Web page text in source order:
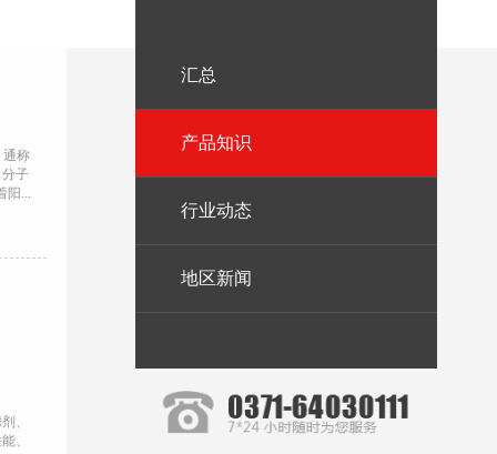
通称
子
阳...
、
、
汇总
产品知识
行业动态
地区新闻